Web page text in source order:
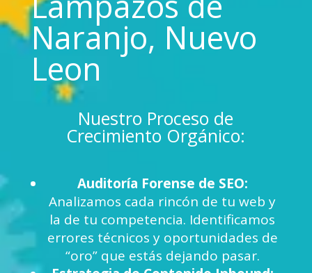
Naranjo, Nuevo
Leon
Nuestro Proceso de
Crecimiento Orgánico:
Auditoría Forense de SEO:
Analizamos cada rincón de tu web y
la de tu competencia. Identificamos
errores técnicos y oportunidades de
“oro” que estás dejando pasar.